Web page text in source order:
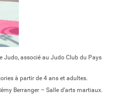
Judo, associé au Judo Club du Pays
à partir de 4 ans et adultes.
Berranger – Salle d’arts martiaux.